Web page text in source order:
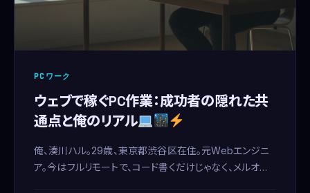
PCワーク
ウェブで稼ぐPC作業：成功者の隠れた共
通点と俺のリアル
俺、湊川ハル。29歳、東京都渋谷区在住。元Webエンジニ
ア。今はフルリモートで、コード書くだけじゃなく、メルオペ